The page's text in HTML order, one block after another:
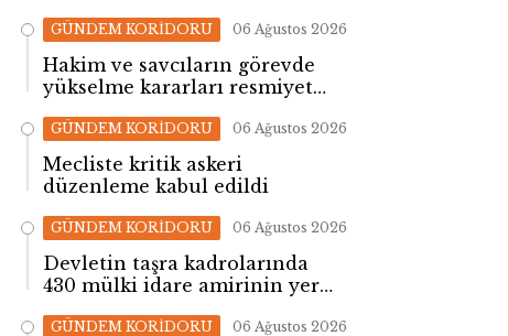
GÜNDEM KORİDORU 06 Ağustos 2026
Hakim ve savcıların görevde
yükselme kararları resmiyet
GÜNDEM KORİDORU 06 Ağustos 2026
Mecliste kritik askeri
düzenleme kabul edildi
GÜNDEM KORİDORU 06 Ağustos 2026
Devletin taşra kadrolarında
430 mülki idare amirinin yeri
GÜNDEM KORİDORU 06 Ağustos 2026